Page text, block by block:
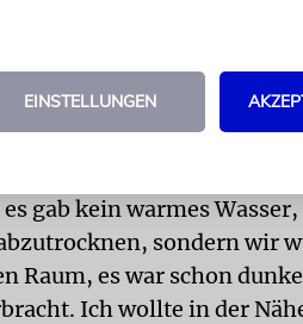
rasiert haben. Auch
sich als Zwölfjähriger
gab kein warmes
sondern wir
Raum, es war schon
Ich wollte in der
EINSTELLUNGEN